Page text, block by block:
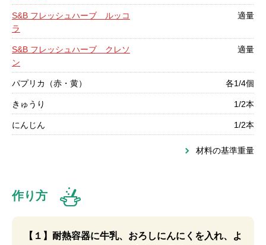
S&B フレッシュハーブ ルッコ
ラ
適量
S&B フレッシュハーブ クレソ
ン
適量
パプリカ（赤・黄） 各1/4個
きゅうり 1/2本
にんじん 1/2本
材料の基準重量
作り方
【１】耐熱容器に牛乳、おろしにんにくを入れ、よ